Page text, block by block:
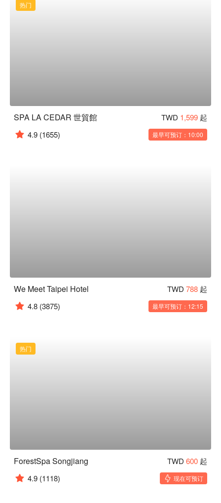
热门
SPA LA CEDAR 世貿館 TWD 1,599 起
4.9 (1655) 最早可预订：10:00
We Meet Taipei Hotel TWD 788 起
4.8 (3875) 最早可预订：12:15
热门
ForestSpa Songjiang TWD 600 起
4.9 (1118) 现在可预订